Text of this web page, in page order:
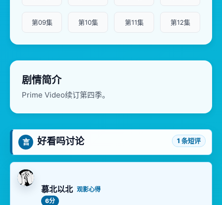
第09集 第10集 第11集 第12集
剧情简介
Prime Video续订第四季。
言 好看吗讨论 1 条短评
慕北以北 观影心得
6分